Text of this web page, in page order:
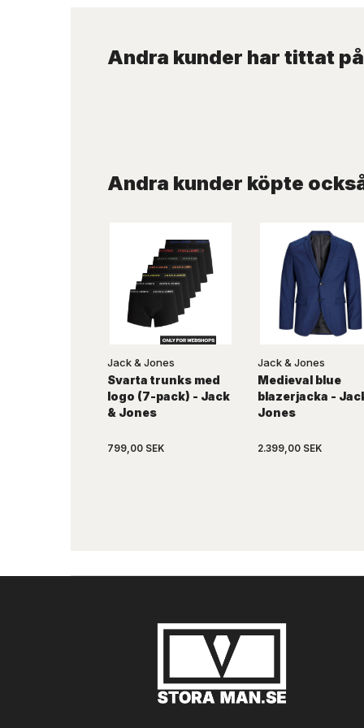
Andra kunder har tittat på
Andra kunder köpte
Jack & Jones
Svarta trunks med
logo (7-pack) - Jack
& Jones
799,00 SEK
Jack & Jones
Medieval blue
blazerjacka -
Jones
2.399,00 SEK